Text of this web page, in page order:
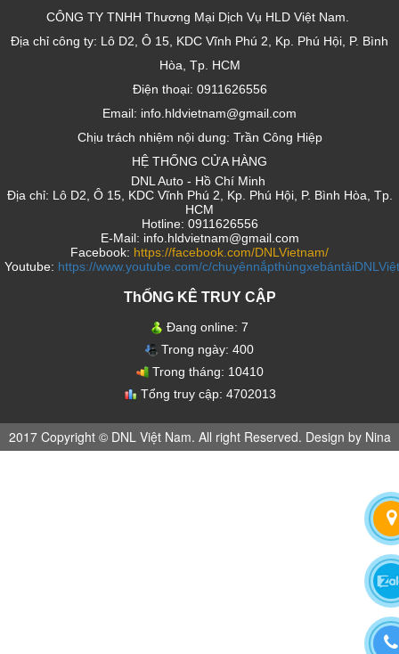
CÔNG TY TNHH Thương Mại Dịch Vụ HLD Việt Nam.
Địa chỉ công ty: Lô D2, Ô 15, KDC Vĩnh Phú 2, Kp. Phú Hội, P. Bình
Hòa, Tp. HCM
Điện thoại: 0911626556
Email: info.hldvietnam@gmail.com
Chịu trách nhiệm nội dung: Trần Công Hiệp
HỆ THỐNG CỬA HÀNG
DNL Auto - Hồ Chí Minh
Địa chỉ: Lô D2, Ô 15, KDC Vĩnh Phú 2, Kp. Phú Hội, P. Bình Hòa, Tp.
HCM
Hotline: 0911626556
E-Mail: info.hldvietnam@gmail.com
Facebook: https://facebook.com/DNLVietnam/
Youtube: https://www.youtube.com/c/
ThỐNG KÊ TRUY CẬP
Đang online: 7
Trong ngày: 400
Trong tháng: 10410
Tổng truy cập: 4702013
2017 Copyright © DNL Việt Nam. All right Reserved. Design by Nina